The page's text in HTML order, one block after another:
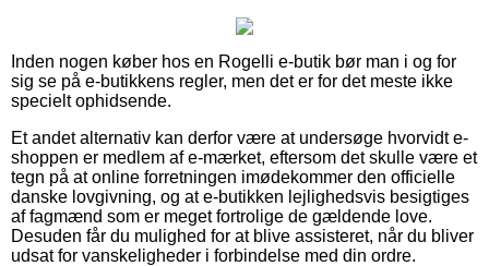
Inden nogen køber hos en Rogelli e-butik bør man i og for
sig se på e-butikkens regler, men det er for det meste ikke
specielt ophidsende.
Et andet alternativ kan derfor være at undersøge hvorvidt e-
shoppen er medlem af e-mærket, eftersom det skulle være et
tegn på at online forretningen imødekommer den officielle
danske lovgivning, og at e-butikken lejlighedsvis besigtiges
af fagmænd som er meget fortrolige de gældende love.
Desuden får du mulighed for at blive assisteret, når du bliver
udsat for vanskeligheder i forbindelse med din ordre.